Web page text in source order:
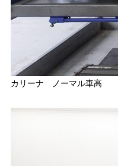
カリーナ ノーマル車高